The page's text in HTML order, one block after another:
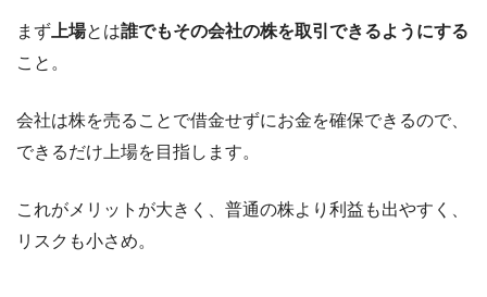
まず 上場とは誰でもその会社の株を取引できるようにする
こと。
会社は株を売ることで借金せずにお金を確保できるので、
できるだけ上場を目指します。
これがメリットが大きく、普通の株より利益も出やすく、
リスクも小さめ。